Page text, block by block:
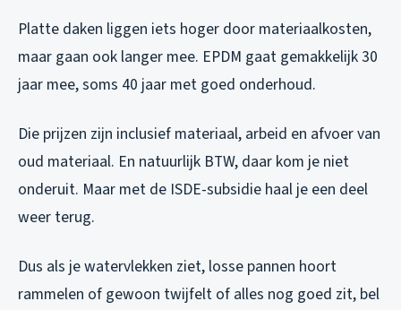
Platte daken liggen iets hoger door materiaalkosten,
maar gaan ook langer mee. EPDM gaat gemakkelijk 30
jaar mee, soms 40 jaar met goed onderhoud.
Die prijzen zijn inclusief materiaal, arbeid en afvoer van
oud materiaal. En natuurlijk BTW, daar kom je niet
onderuit. Maar met de ISDE-subsidie haal je een deel
weer terug.
Dus als je watervlekken ziet, losse pannen hoort
rammelen of gewoon twijfelt of alles nog goed zit, bel